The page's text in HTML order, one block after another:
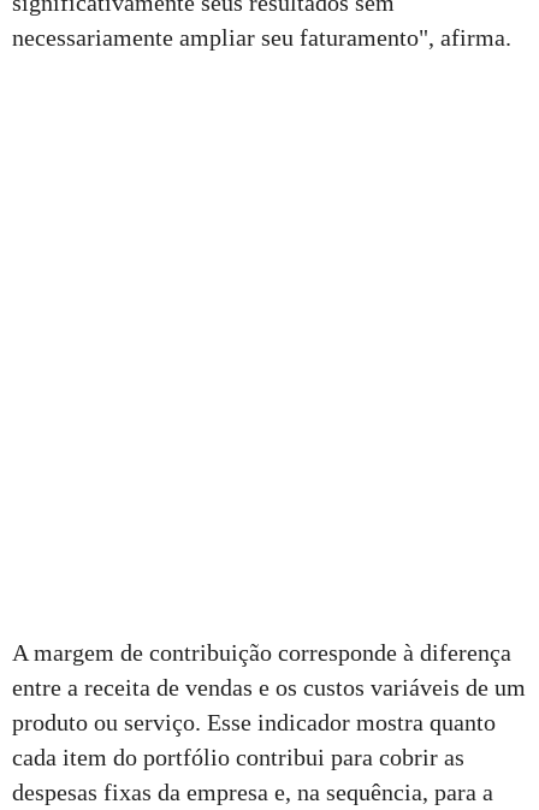
necessariamente ampliar seu faturamento", afirma.
A margem de contribuição corresponde à diferença
entre a receita de vendas e os custos variáveis de um
produto ou serviço. Esse indicador mostra quanto
cada item do portfólio contribui para cobrir as
despesas fixas da empresa e, na sequência, para a